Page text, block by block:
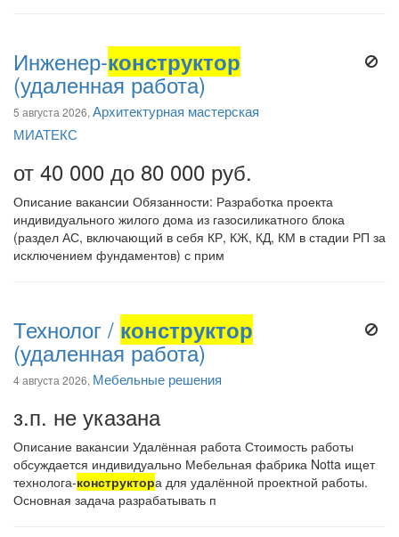
Инженер-конструктор
(удаленная работа)
5 августа 2026, Архитектурная мастерская
МИАТЕКС
от 40 000 до 80 000 руб.
Описание вакансии Обязанности: Разработка проекта
индивидуального жилого дома из газосиликатного блока
(раздел АС, включающий в себя КР, КЖ, КД, КМ в стадии РП за
исключением фундаментов) с прим
Технолог / конструктор
(удаленная работа)
4 августа 2026, Мебельные решения
з.п. не указана
Описание вакансии Удалённая работа Стоимость работы
обсуждается индивидуально Мебельная фабрика Notta ищет
технолога-конструктора для удалённой проектной работы.
Основная задача разрабатывать п